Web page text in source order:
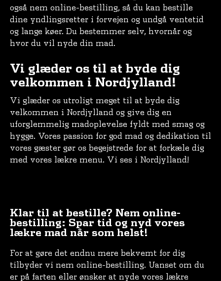
også nem online-bestilling, så du kan bestille
dine yndlingsretter i forvejen og undgå ventetid
og lange køer. Du bestemmer selv, hvornår og
hvor du vil nyde din mad.
Vi glæder os til at byde dig
velkommen i Nordjylland!
Vi glæder os utroligt meget til at byde dig
velkommen i Nordjylland og give dig en
uforglemmelig madoplevelse fyldt med smag og
hygge. Vores passion for god mad og dedikation til
vores gæster gør os begejstrede for at forkæle dig
med vores lækre menu. Vi ses i Nordjylland!
Klar til at bestille? Nem online-
bestilling: Spar tid og nyd vores
lækre mad når som helst!
For at gøre det endnu mere bekvemt for dig
tilbyder vi nem online-bestilling. Uanset om du
er på farten eller ønsker at nyde vores lækre